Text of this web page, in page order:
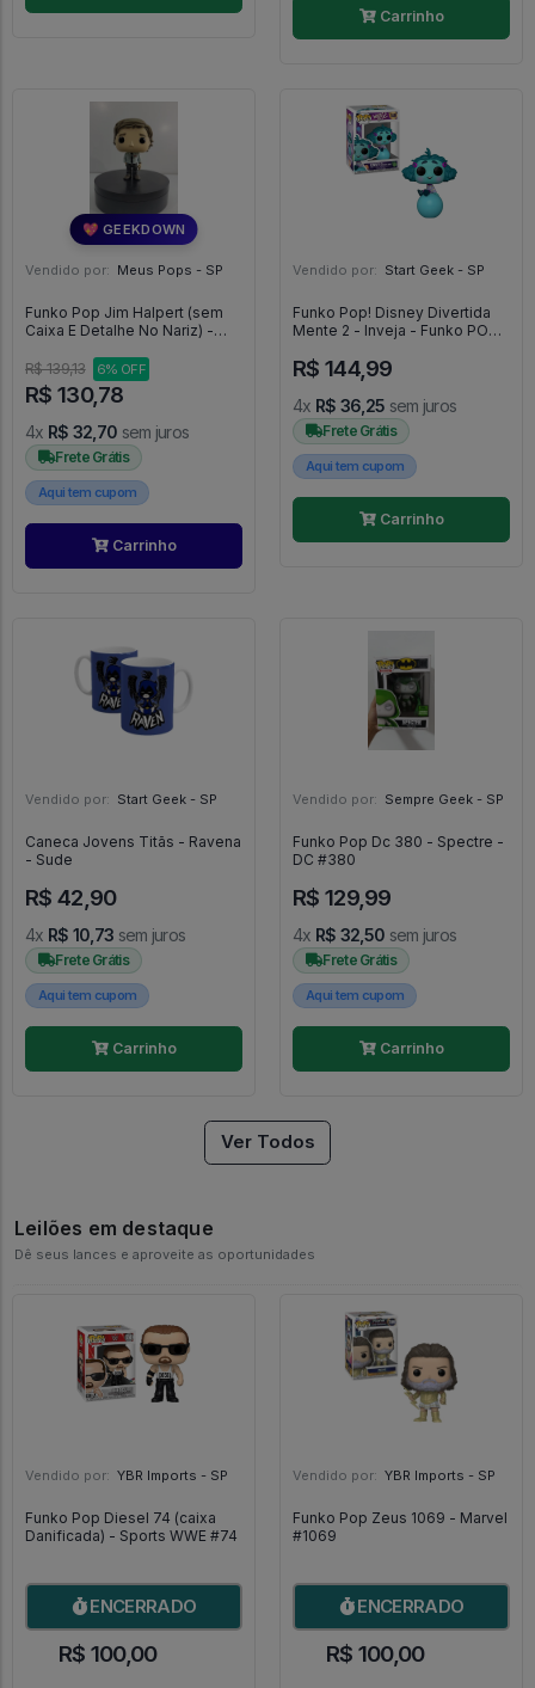
Carrinho
💖 GEEKDOWN
Vendido por: Meus Pops - SP
Funko Pop Jim Halpert (sem
Caixa E Detalhe No Nariz) -
R$ 139,13
6% OFF
R$ 130,78
4x R$ 32,70 sem juros
Frete Grátis
Aqui tem cupom
Carrinho
Vendido por: Start Geek - SP
Funko Pop! Disney Divertida
Mente 2 - Inveja - Funko POP!
R$ 144,99
4x R$ 36,25 sem juros
Frete Grátis
Aqui tem cupom
Carrinho
Vendido por: Start Geek - SP
Caneca Jovens Titãs - Ravena
- Sude
R$ 42,90
4x R$ 10,73 sem juros
Frete Grátis
Aqui tem cupom
Carrinho
Vendido por: Sempre Geek - SP
Funko Pop Dc 380 - Spectre -
DC #380
R$ 129,99
4x R$ 32,50 sem juros
Frete Grátis
Aqui tem cupom
Carrinho
Ver Todos
Leilões em destaque
Dê seus lances e aproveite as oportunidades
Vendido por: YBR Imports - SP
Funko Pop Diesel 74 (caixa
Danificada) - Sports WWE #74
ENCERRADO
R$ 100,00
Vendido por: YBR Imports - SP
Funko Pop Zeus 1069 - Marvel
#1069
ENCERRADO
R$ 100,00